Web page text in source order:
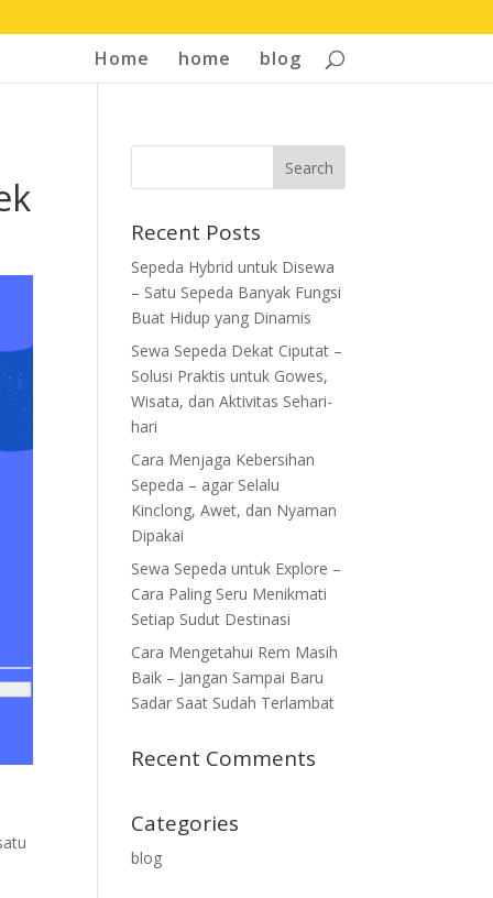
Home home blog
Recent Posts
Sepeda Hybrid untuk Disewa
– Satu Sepeda Banyak Fungsi
Buat Hidup yang Dinamis
Sewa Sepeda Dekat Ciputat –
Solusi Praktis untuk Gowes,
Wisata, dan Aktivitas Sehari-
hari
Cara Menjaga Kebersihan
Sepeda – agar Selalu
Kinclong, Awet, dan Nyaman
Dipakai
Sewa Sepeda untuk Explore –
Cara Paling Seru Menikmati
Setiap Sudut Destinasi
Cara Mengetahui Rem Masih
Baik – Jangan Sampai Baru
Sadar Saat Sudah Terlambat
Recent Comments
Categories
blog